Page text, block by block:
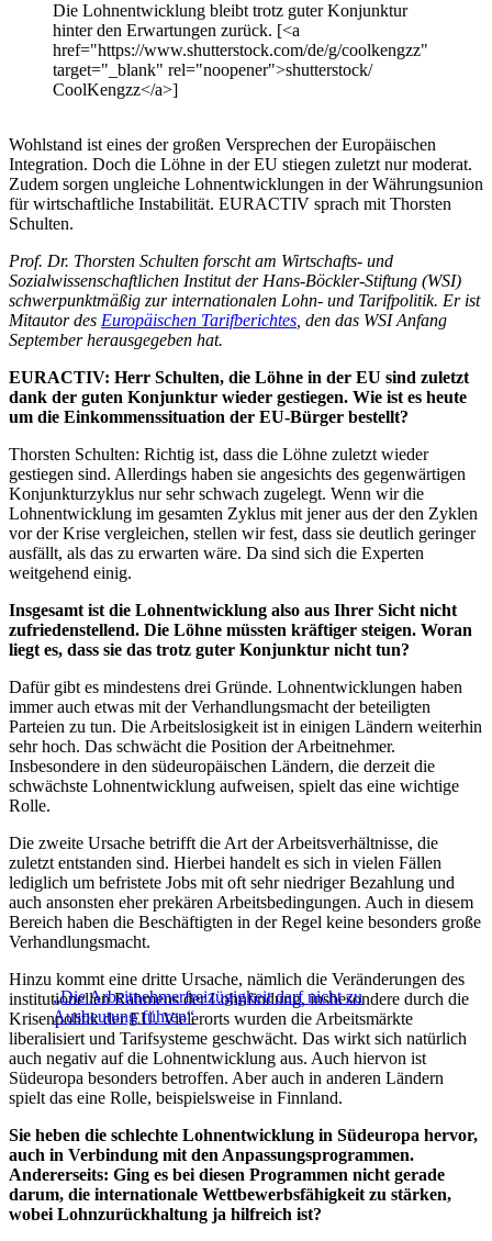
Die Lohnentwicklung bleibt trotz guter Konjunktur
hinter den Erwartungen zurück. [<a
href="https://www.shutterstock.com/de/g/coolkengzz"
target="_blank" rel="noopener">shutterstock/
CoolKengzz</a>]
Wohlstand ist eines der großen Versprechen der Europäischen
Integration. Doch die Löhne in der EU stiegen zuletzt nur moderat.
Zudem sorgen ungleiche Lohnentwicklungen in der Währungsunion
für wirtschaftliche Instabilität. EURACTIV sprach mit Thorsten
Schulten.
Prof. Dr. Thorsten Schulten forscht am Wirtschafts- und
Sozialwissenschaftlichen Institut der Hans-Böckler-Stiftung (WSI)
schwerpunktmäßig zur internationalen Lohn- und Tarifpolitik. Er ist
Mitautor des Europäischen Tarifberichtes , den das WSI Anfang
September herausgegeben hat.
EURACTIV: Herr Schulten, die Löhne in der EU sind zuletzt
dank der guten Konjunktur wieder gestiegen. Wie ist es heute
um die Einkommenssituation der EU-Bürger bestellt?
Thorsten Schulten: Richtig ist, dass die Löhne zuletzt wieder
gestiegen sind. Allerdings haben sie angesichts des gegenwärtigen
Konjunkturzyklus nur sehr schwach zugelegt. Wenn wir die
Lohnentwicklung im gesamten Zyklus mit jener aus der den Zyklen
vor der Krise vergleichen, stellen wir fest, dass sie deutlich geringer
ausfällt, als das zu erwarten wäre. Da sind sich die Experten
weitgehend einig.
Insgesamt ist die Lohnentwicklung also aus Ihrer Sicht nicht
zufriedenstellend. Die Löhne müssten kräftiger steigen. Woran
liegt es, dass sie das trotz guter Konjunktur nicht tun?
Dafür gibt es mindestens drei Gründe. Lohnentwicklungen haben
immer auch etwas mit der Verhandlungsmacht der beteiligten
Parteien zu tun. Die Arbeitslosigkeit ist in einigen Ländern weiterhin
sehr hoch. Das schwächt die Position der Arbeitnehmer.
Insbesondere in den südeuropäischen Ländern, die derzeit die
schwächste Lohnentwicklung aufweisen, spielt das eine wichtige
Rolle.
Die zweite Ursache betrifft die Art der Arbeitsverhältnisse, die
zuletzt entstanden sind. Hierbei handelt es sich in vielen Fällen
lediglich um befristete Jobs mit oft sehr niedriger Bezahlung und
auch ansonsten eher prekären Arbeitsbedingungen. Auch in diesem
Bereich haben die Beschäftigten in der Regel keine besonders große
Verhandlungsmacht.
„Die Arbeitnehmerfreizügigkeit darf nicht zu
Ausbeutung führen“
Hinzu kommt eine dritte Ursache, nämlich die Veränderungen des
institutionellen Rahmens der Lohnfindung, insbesondere durch die
Krisenpolitik der EU. Vielerorts wurden die Arbeitsmärkte
liberalisiert und Tarifsysteme geschwächt. Das wirkt sich natürlich
auch negativ auf die Lohnentwicklung aus. Auch hiervon ist
Südeuropa besonders betroffen. Aber auch in anderen Ländern
spielt das eine Rolle, beispielsweise in Finnland.
Sie heben die schlechte Lohnentwicklung in Südeuropa hervor,
auch in Verbindung mit den Anpassungsprogrammen.
Andererseits: Ging es bei diesen Programmen nicht gerade
darum, die internationale Wettbewerbsfähigkeit zu stärken,
wobei Lohnzurückhaltung ja hilfreich ist?